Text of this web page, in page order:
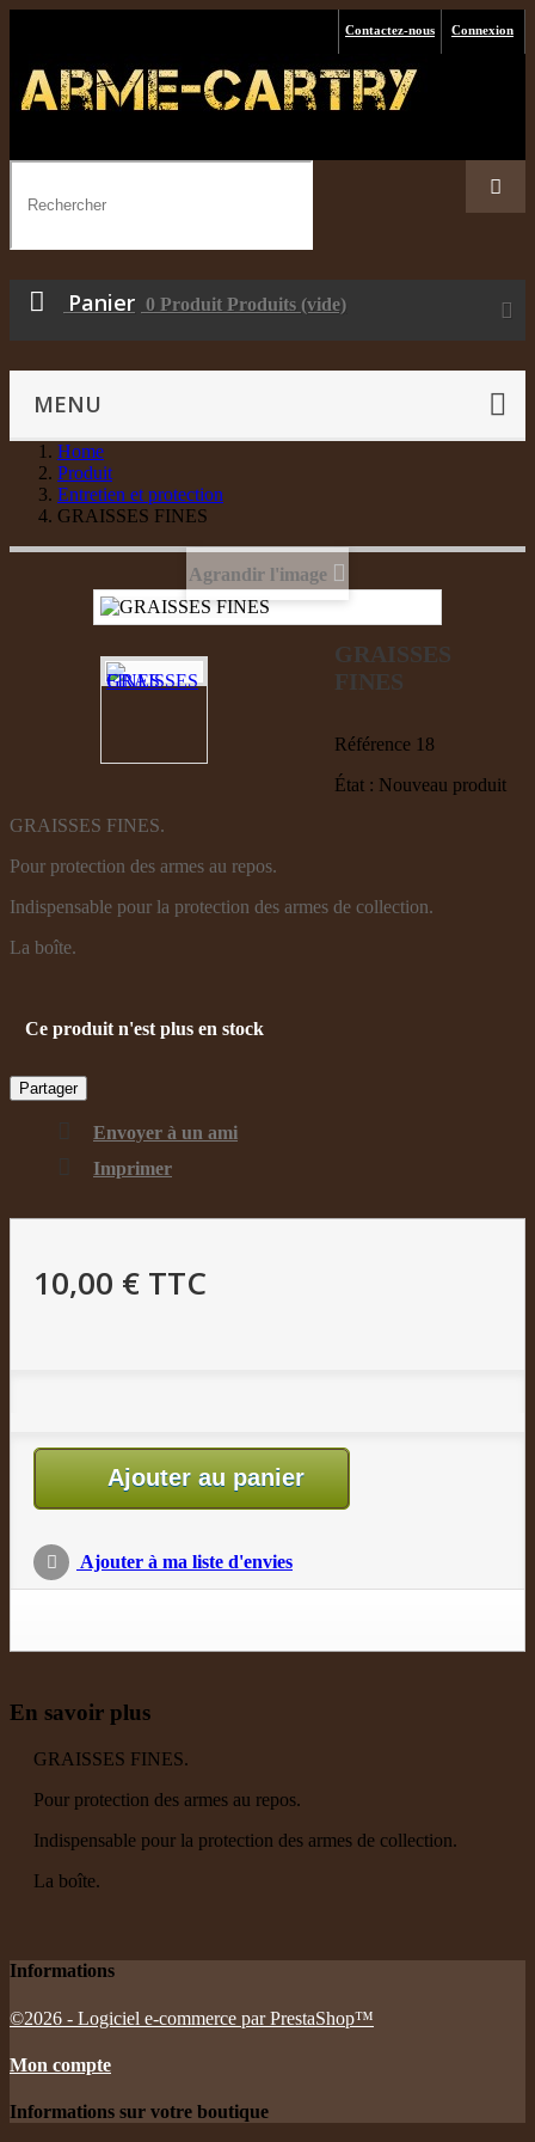
Connexion
Contactez-nous
Panier 0 Produit Produits (vide)
MENU
Home
Produit
Entretien et protection
GRAISSES FINES
Agrandir l'image
GRAISSES
FINES
Référence 18
État : Nouveau produit
GRAISSES FINES.
Pour protection des armes au repos.
Indispensable pour la protection des armes de collection.
La boîte.
Ce produit n'est plus en stock
Partager
Envoyer à un ami
Imprimer
10,00 € TTC
Ajouter au panier
Ajouter à ma liste d'envies
En savoir plus
GRAISSES FINES.
Pour protection des armes au repos.
Indispensable pour la protection des armes de collection.
La boîte.
Informations
©2026 - Logiciel e-commerce par PrestaShop™
Mon compte
Informations sur votre boutique